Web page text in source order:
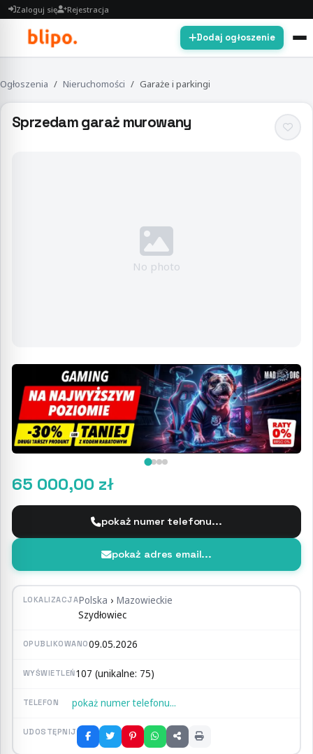
Zaloguj się Rejestracja
Dodaj ogłoszenie
Ogłoszenia Nieruchomości Garaże i parkingi
Sprzedam garaż murowany
No photo
65 000,00 zł
pokaż numer telefonu...
pokaż adres email...
LOKALIZACJAPolska › Mazowieckie
Szydłowiec
OPUBLIKOWANO09.05.2026
WYŚWIETLEŃ107 (unikalne: 75)
TELEFON pokaż numer telefonu...
UDOSTĘPNIJ